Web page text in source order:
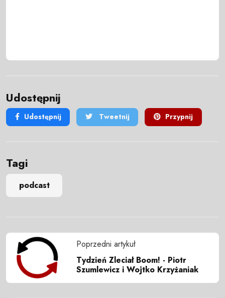
Udostępnij
Udostępnij Tweetnij Przypnij
Tagi
podcast
Poprzedni artykuł
Tydzień Zleciał Boom! - Piotr
Szumlewicz i Wojtko Krzyżaniak